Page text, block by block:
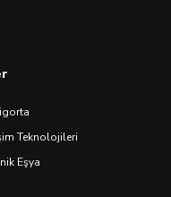
Teknolojileri
Eşya